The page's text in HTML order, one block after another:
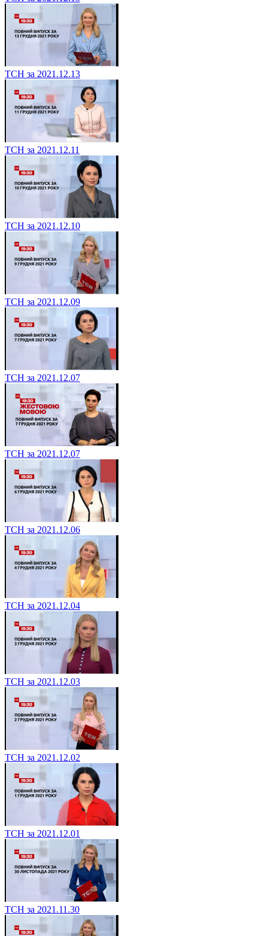
ТСН за 2021.12.13
ТСН за 2021.12.11
ТСН за 2021.12.10
ТСН за 2021.12.09
ТСН за 2021.12.07
ТСН за 2021.12.07
ТСН за 2021.12.06
ТСН за 2021.12.04
ТСН за 2021.12.03
ТСН за 2021.12.02
ТСН за 2021.12.01
ТСН за 2021.11.30